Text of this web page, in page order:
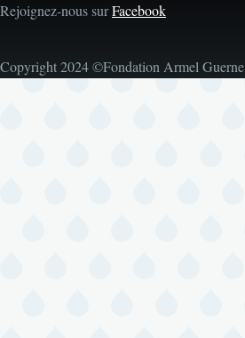
Rejoignez-nous surFacebook
Copyright 2024 ©Fondation Armel Guerne